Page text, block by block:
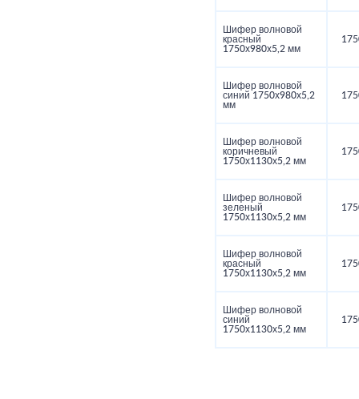
Шифер волновой
красный
1750х980х5,2 мм
Шифер волновой
синий 1750х980х5,2
мм
Шифер волновой
коричневый
1750х1130х5,2 мм
Шифер волновой
зеленый
1750х1130х5,2 мм
Шифер волновой
красный
1750х1130х5,2 мм
Шифер волновой
синий
1750х1130х5,2 мм